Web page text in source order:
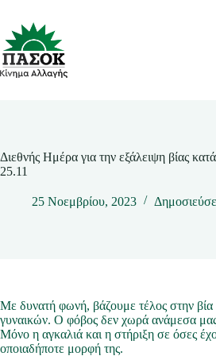
περιεχόμενο
Διεθνής Ημέρα για την εξάλειψη βίας
25.11
25 Νοεμβρίου, 2023
Με δυνατή φωνή, βάζουμε τέλος στην βία
γυναικών. Ο φόβος δεν χωρά ανάμεσα
Μόνο η αγκαλιά και η στήριξη σε όσες
οποιαδήποτε μορφή της.